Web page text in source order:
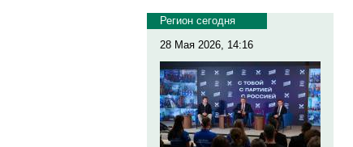
Регион сегодня
28 Мая 2026, 14:16